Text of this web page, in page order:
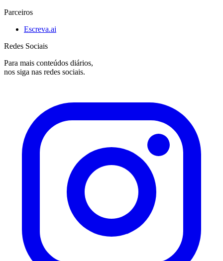
Parceiros
Escreva.ai
Redes Sociais
Para mais conteúdos diários,
nos siga nas redes sociais.